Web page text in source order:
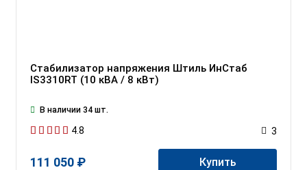
Стабилизатор напряжения Штиль ИнСтаб
IS3310RT (10 кВА / 8 кВт)
В наличии 34 шт.
4.8 3
111 050 ₽ Купить